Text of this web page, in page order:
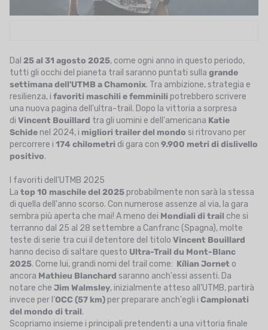
IL BLOG DEI TONTONS
CONTATTO
Dal 25 al 31 agosto 2025, come ogni anno in questo periodo,
tutti gli occhi del pianeta trail saranno puntati sulla grande
settimana dell'UTMB a Chamonix. Tra ambizione, strategia e
resilienza, i favoriti maschili e femminili potrebbero scrivere
una nuova pagina dell'ultra-trail. Dopo la vittoria a sorpresa
di Vincent Bouillard tra gli uomini e dell'americana Katie
Schide nel 2024, i migliori trailer del mondo si ritrovano per
percorrere i 174 chilometri di gara con 9.900 metri di dislivello
positivo.
I favoriti dell’UTMB 2025
La top 10 maschile del 2025 probabilmente non sarà la stessa
di quella dell'anno scorso. Con numerose assenze al via, la gara
sembra più aperta che mai! A meno dei Mondiali di trail che si
terranno dal 25 al 28 settembre a Canfranc (Spagna), molte
teste di serie tra cui il detentore del titolo Vincent Bouillard
hanno deciso di saltare questo Ultra-Trail du Mont-Blanc
2025. Come lui, grandi nomi del trail come: Kílian Jornet o
ancora Mathieu Blanchard saranno anch'essi assenti. Da
notare che Jim Walmsley, inizialmente atteso all'UTMB, partirà
invece per l’OCC (57 km) per preparare anch'egli i Campionati
del mondo di trail.
Scopriamo insieme i principali pretendenti a una vittoria finale